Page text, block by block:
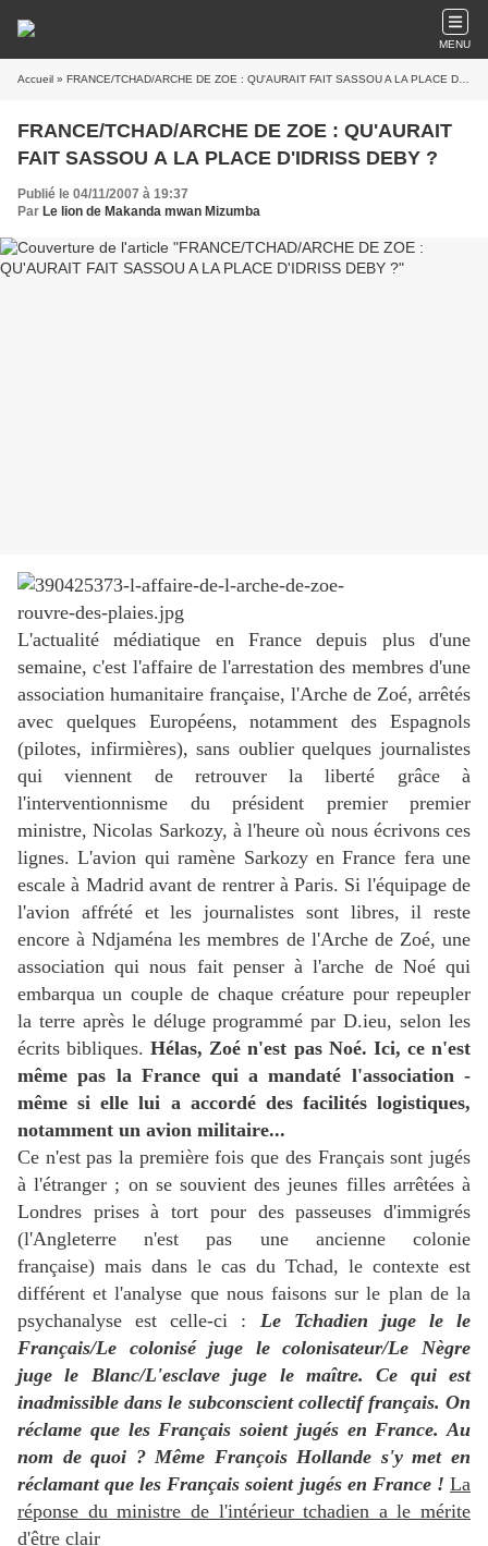
MENU
Accueil » FRANCE/TCHAD/ARCHE DE ZOE : QU'AURAIT FAIT SASSOU A LA PLACE D'IDRISS DEBY ?
FRANCE/TCHAD/ARCHE DE ZOE : QU'AURAIT
FAIT SASSOU A LA PLACE D'IDRISS DEBY ?
Publié le 04/11/2007 à 19:37
Par Le lion de Makanda mwan Mizumba
L'actualité médiatique en France depuis plus d'une
semaine, c'est l'affaire de l'arrestation des membres d'une
association humanitaire française, l'Arche de Zoé, arrêtés
avec quelques Européens, notamment des Espagnols
(pilotes, infirmières), sans oublier quelques journalistes
qui viennent de retrouver la liberté grâce à
l'interventionnisme du président premier premier
ministre, Nicolas Sarkozy, à l'heure où nous écrivons ces
lignes. L'avion qui ramène Sarkozy en France fera une
escale à Madrid avant de rentrer à Paris. Si l'équipage de
l'avion affrété et les journalistes sont libres, il reste
encore à Ndjaména les membres de l'Arche de Zoé, une
association qui nous fait penser à l'arche de Noé qui
embarqua un couple de chaque créature pour repeupler
la terre après le déluge programmé par D.ieu, selon les
écrits bibliques.Hélas, Zoé n'est pas Noé. Ici, ce n'est
même pas la France qui a mandaté l'association -
même si elle lui a accordé des facilités logistiques,
notamment un avion militaire...
Ce n'est pas la première fois que des Français sont jugés
à l'étranger ; on se souvient des jeunes filles arrêtées à
Londres prises à tort pour des passeuses d'immigrés
(l'Angleterre n'est pas une ancienne colonie
française) mais dans le cas du Tchad, le contexte est
différent et l'analyse que nous faisons sur le plan de la
psychanalyse est celle-ci : Le Tchadien juge le le
Français/Le colonisé juge le colonisateur/Le Nègre
juge le Blanc/L'esclave juge le maître. Ce qui est
inadmissible dans le subconscient collectif français. On
réclame que les Français soient jugés en France. Au
nom de quoi ? Même François Hollande s'y met en
réclamant que les Français soient jugés en France ! La
réponse du ministre de l'intérieur tchadien a le mérite
d'être clair